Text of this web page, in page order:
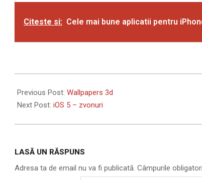
Citeste si: Cele mai bune aplicatii pentru
06-
02
Previous Post: Wallpapers 3d
Next Post: iOS 5 – zvonuri
LASĂ UN RĂSPUNS
Adresa ta de email nu va fi publicată. Câmpurile